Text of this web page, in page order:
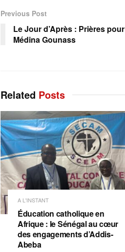
Previous Post
Le Jour d’Après : Prières pour
Médina Gounass
Related Posts
A L'INSTANT
Éducation catholique en
Afrique : le Sénégal au cœur
des engagements d’Addis-
Abeba